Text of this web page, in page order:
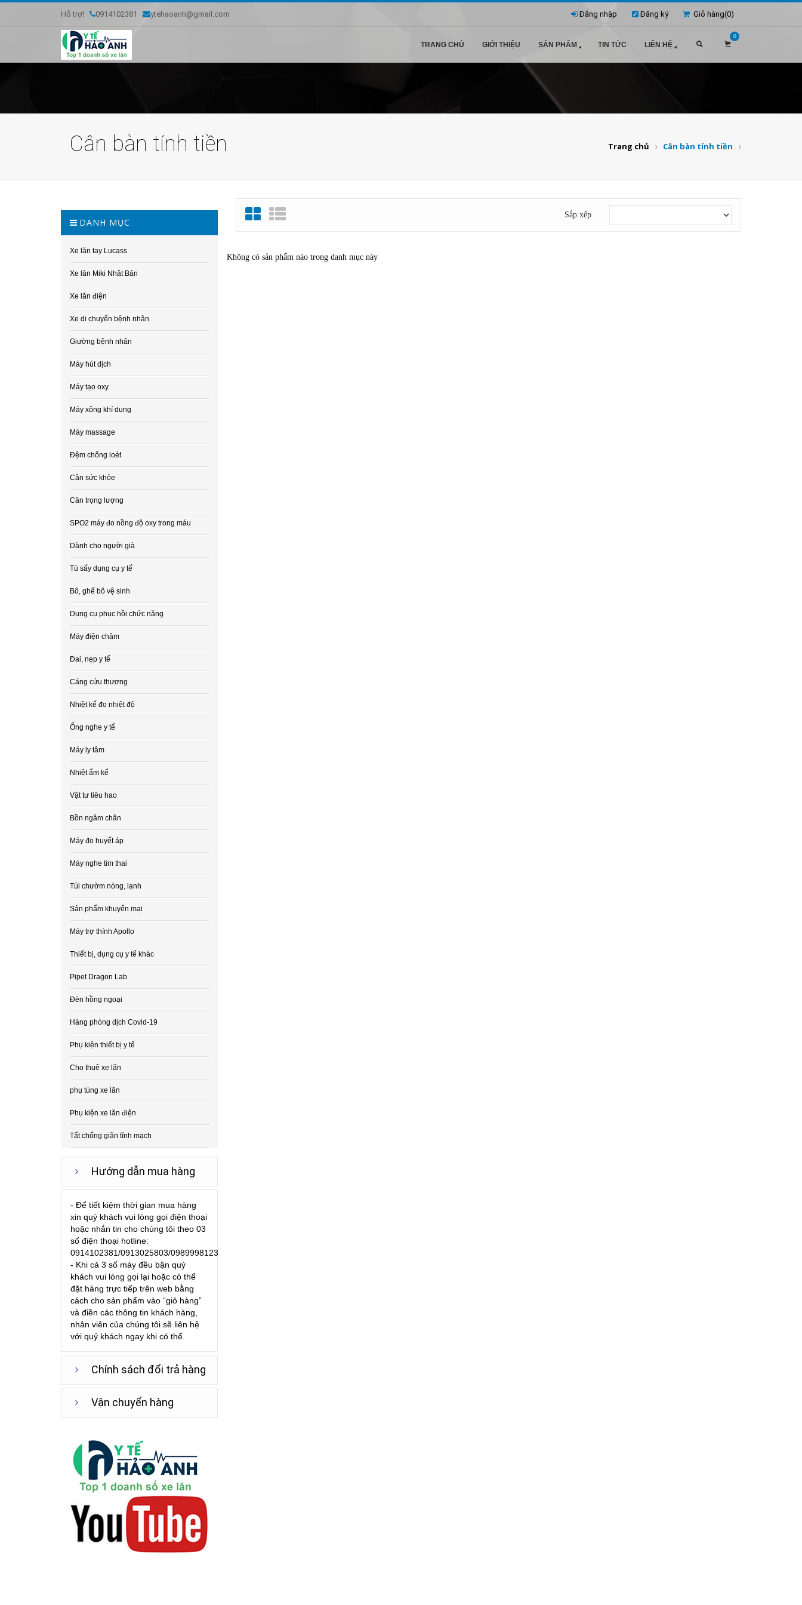
Hỗ trợ! 0914102381 ytehaoanh@gmail.com Giỏ hàng(0)
Đăng nhập Đăng ký
0
TRANG CHỦ GIỚI THIỆU SẢN PHẨM TIN TỨC LIÊN HỆ
Cân bàn tính tiền Trang chủ Cân bàn tính tiền
DANH MỤC
Xe lăn tay Lucass
Xe lăn Miki Nhật Bản
Xe lăn điện
Xe di chuyển bệnh nhân
Giường bệnh nhân
Máy hút dịch
Máy tạo oxy
Máy xông khí dung
Máy massage
Đệm chống loét
Cân sức khỏe
Cân trọng lượng
SPO2 máy đo nồng độ oxy trong máu
Dành cho người già
Tủ sấy dụng cụ y tế
Bô, ghế bô vệ sinh
Dụng cụ phục hồi chức năng
Máy điện châm
Đai, nẹp y tế
Cáng cứu thương
Nhiệt kế đo nhiệt độ
Ống nghe y tế
Máy ly tâm
Nhiệt ẩm kế
Vật tư tiêu hao
Bồn ngâm chân
Máy đo huyết áp
Máy nghe tim thai
Túi chườm nóng, lạnh
Sản phẩm khuyến mại
Máy trợ thính Apollo
Thiết bị, dụng cụ y tế khác
Pipet Dragon Lab
Đèn hồng ngoại
Hàng phòng dịch Covid-19
Phụ kiện thiết bị y tế
Cho thuê xe lăn
phụ tùng xe lăn
Phụ kiện xe lăn điện
Tất chống giãn tĩnh mạch
Hướng dẫn mua hàng
- Để tiết kiệm thời gian mua hàng
xin quý khách vui lòng gọi điện thoại
hoặc nhắn tin cho chúng tôi theo 03
số điện thoại hotline:
0914102381/0913025803/0989998123
- Khi cả 3 số máy đều bận quý
khách vui lòng gọi lại hoặc có thể
đặt hàng trực tiếp trên web bằng
cách cho sản phẩm vào “giỏ hàng”
và điền các thông tin khách hàng,
nhân viên của chúng tôi sẽ liên hệ
với quý khách ngay khi có thể.
Chính sách đổi trả hàng
Vận chuyển hàng
Sắp xếp
Không có sản phẩm nào trong danh mục này